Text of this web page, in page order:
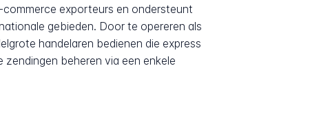
exporteurs en ondersteunt
gebieden. Door te opereren als
handelaren bedienen die express
beheren via een enkele